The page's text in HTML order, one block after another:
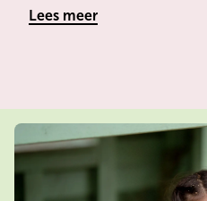
Lees meer